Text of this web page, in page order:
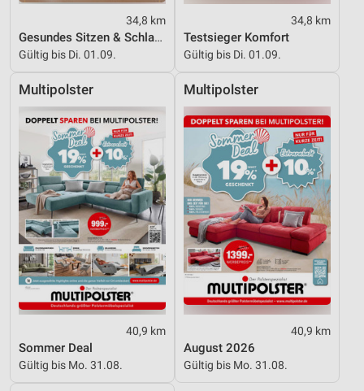
34,8 km
Gesundes Sitzen & Schlafen
Gültig bis Di. 01.09.
34,8 km
Testsieger Komfort
Gültig bis Di. 01.09.
Multipolster
40,9 km
Sommer Deal
Gültig bis Mo. 31.08.
Multipolster
40,9 km
August 2026
Gültig bis Mo. 31.08.